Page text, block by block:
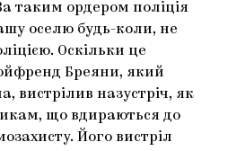
таким ордером поліція
оселю будь-коли, не
Оскільки це
Бреяни, який
вистрілив назустріч, як
що вдираються до
Його вистріл